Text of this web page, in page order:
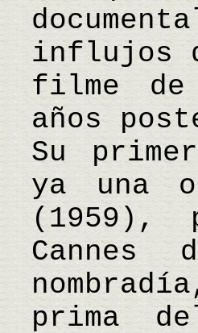
influjos
filme de
años
Su
ya una
(1959),
Cannes
prima